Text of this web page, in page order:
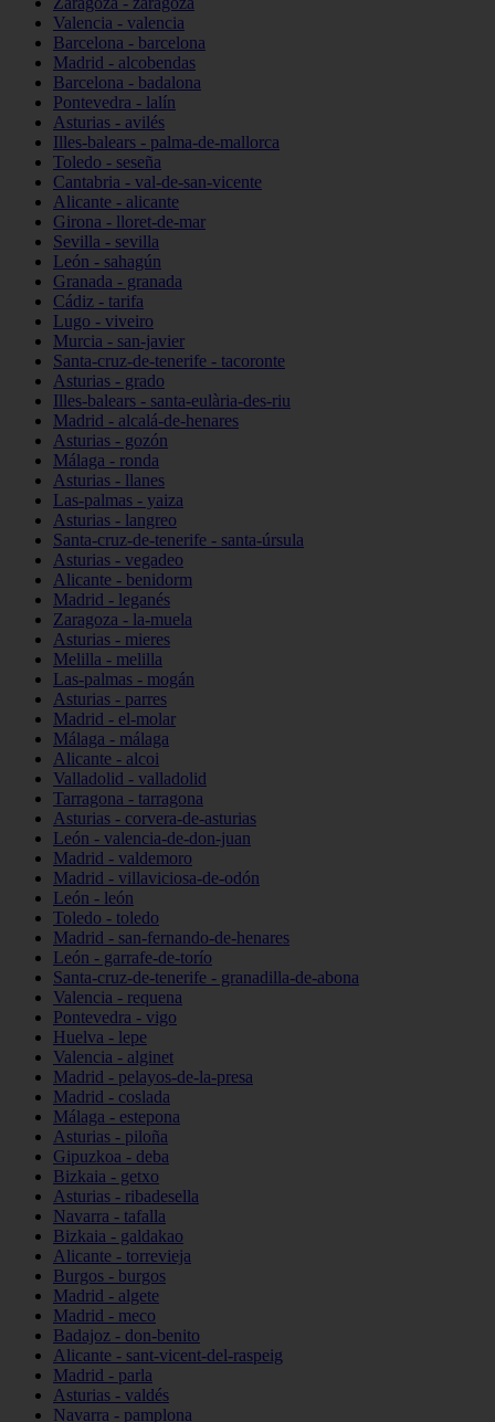
Valencia - valencia
Barcelona - barcelona
Madrid - alcobendas
Barcelona - badalona
Pontevedra - lalín
Asturias - avilés
Illes-balears - palma-de-mallorca
Toledo - seseña
Cantabria - val-de-san-vicente
Alicante - alicante
Girona - lloret-de-mar
Sevilla - sevilla
León - sahagún
Granada - granada
Cádiz - tarifa
Lugo - viveiro
Murcia - san-javier
Santa-cruz-de-tenerife - tacoronte
Asturias - grado
Illes-balears - santa-eulària-des-riu
Madrid - alcalá-de-henares
Asturias - gozón
Málaga - ronda
Asturias - llanes
Las-palmas - yaiza
Asturias - langreo
Santa-cruz-de-tenerife - santa-úrsula
Asturias - vegadeo
Alicante - benidorm
Madrid - leganés
Zaragoza - la-muela
Asturias - mieres
Melilla - melilla
Las-palmas - mogán
Asturias - parres
Madrid - el-molar
Málaga - málaga
Alicante - alcoi
Valladolid - valladolid
Tarragona - tarragona
Asturias - corvera-de-asturias
León - valencia-de-don-juan
Madrid - valdemoro
Madrid - villaviciosa-de-odón
León - león
Toledo - toledo
Madrid - san-fernando-de-henares
León - garrafe-de-torío
Santa-cruz-de-tenerife - granadilla-de-abona
Valencia - requena
Pontevedra - vigo
Huelva - lepe
Valencia - alginet
Madrid - pelayos-de-la-presa
Madrid - coslada
Málaga - estepona
Asturias - piloña
Gipuzkoa - deba
Bizkaia - getxo
Asturias - ribadesella
Navarra - tafalla
Bizkaia - galdakao
Alicante - torrevieja
Burgos - burgos
Madrid - algete
Madrid - meco
Badajoz - don-benito
Alicante - sant-vicent-del-raspeig
Madrid - parla
Asturias - valdés
Navarra - pamplona